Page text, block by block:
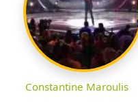
Constantine Maroulis